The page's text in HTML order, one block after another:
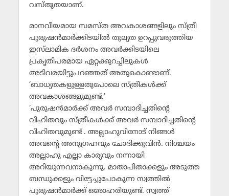
വസ്തുതയാണ്.
മാനവീയമായ സമസ്ത അവകാശങ്ങളിലും സ്ത്രീ
പുരുഷന്‍മാര്‍ക്കിടയില്‍ തുല്യത ഉറപ്പുവരുത്തിയ
ഇസ്‌ലാമിക ദര്‍ശനം അവര്‍ക്കിടയിലെ
പ്രകൃതിപരമായ ഏറ്റക്കുറച്ചിലുകള്‍
അടിവരയിട്ടുപറഞ്ഞത് അതുകൊണ്ടാണ്.
‘ബാധ്യതകളുള്ളതുപോലെ സ്ത്രീകള്‍ക്ക്
അവകാശങ്ങളുമുണ്ട്.’
‘പുരുഷന്‍മാര്‍ക്ക് അവര്‍ സമ്പാദിച്ചതിന്റെ
വിഹിതവും സ്ത്രീകള്‍ക്ക് അവര്‍ സമ്പാദിച്ചതിന്റെ
വിഹിതവുമുണ്ട് . അല്ലാഹുവിനോട് നിങ്ങള്‍
അവന്റെ അനുഗ്രഹവും ചോദിക്കുവിന്‍. നിശ്ചയം
അല്ലാഹു എല്ലാ കാര്യവും നന്നായി
അറിയുന്നവനാകുന്നു. മാതാപിതാക്കളും അടുത്ത
ബന്ധുക്കളും വിട്ടേച്ചുപോകുന്ന സ്വത്തില്‍
പുരുഷന്‍മാര്‍ക്ക് ഒരോഹരിയുണ്ട്. സ്വത്ത്